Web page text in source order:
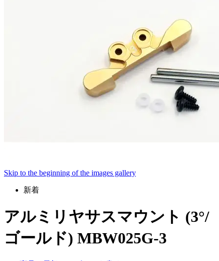
Skip to the beginning of the images gallery
新着
アルミリヤサスマウント (3°/
ゴールド) MBW025G-3